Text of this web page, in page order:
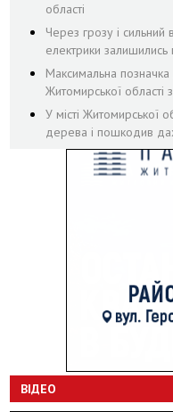
області
Через грозу і сильний
електрики
Максимальна позначка
Житомирської області
У місті Житомирської
дерева і пошкодив
ВІДЕО